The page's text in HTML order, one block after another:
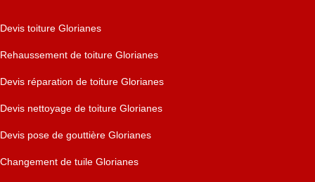
Devis toiture Glorianes
Rehaussement de toiture Glorianes
Devis réparation de toiture Glorianes
Devis nettoyage de toiture Glorianes
Devis pose de gouttière Glorianes
Changement de tuile Glorianes